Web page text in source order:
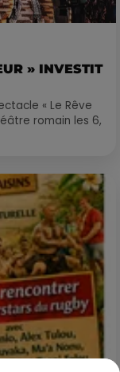
» INVESTIT
« Le Rêve
romain les 6,